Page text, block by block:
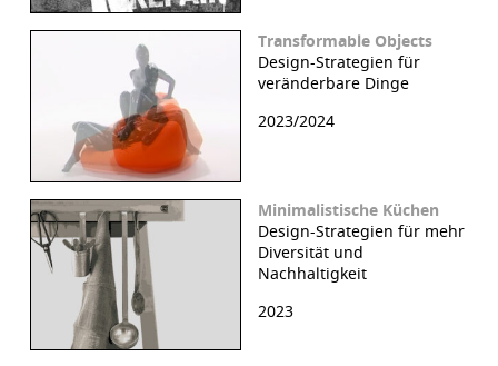
Transformable Objects
Design-Strategien für
veränderbare Dinge
2023/2024
Minimalistische Küchen
Design-Strategien für mehr
Diversität und
Nachhaltigkeit
2023